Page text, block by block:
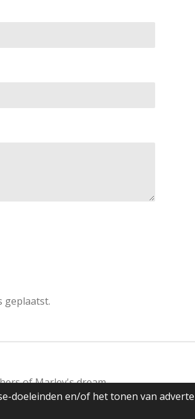
doeleinden en/of het tonen van
geplaatst.
of Marley's dream